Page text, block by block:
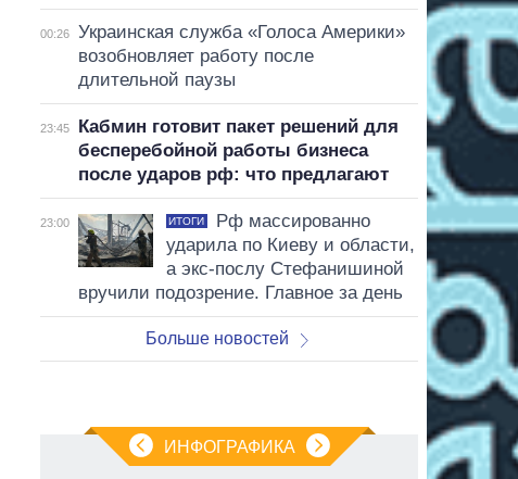
00:26
Украинская служба «Голоса Америки»
возобновляет работу после
длительной паузы
23:45
Кабмин готовит пакет решений для
бесперебойной работы бизнеса
после ударов рф: что предлагают
23:00 ИТОГИ
Рф массированно
ударила по Киеву и области,
а экс-послу Стефанишиной
вручили подозрение. Главное за день
Больше новостей
ИНФОГРАФИКА